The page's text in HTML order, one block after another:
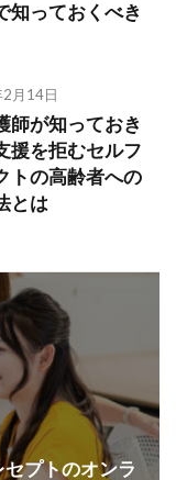
知っておくべき
月14日
師が知っておき
援を拒むセルフ
トの高齢者への
とは
セプトのオンラ